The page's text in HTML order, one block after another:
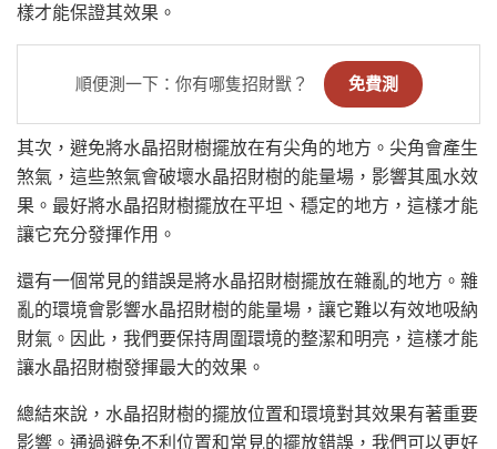
樣才能保證其效果。
順便測一下：你有哪隻招財獸？ 免費測
其次，避免將水晶招財樹擺放在有尖角的地方。尖角會產生
煞氣，這些煞氣會破壞水晶招財樹的能量場，影響其風水效
果。最好將水晶招財樹擺放在平坦、穩定的地方，這樣才能
讓它充分發揮作用。
還有一個常見的錯誤是將水晶招財樹擺放在雜亂的地方。雜
亂的環境會影響水晶招財樹的能量場，讓它難以有效地吸納
財氣。因此，我們要保持周圍環境的整潔和明亮，這樣才能
讓水晶招財樹發揮最大的效果。
總結來說，水晶招財樹的擺放位置和環境對其效果有著重要
影響。通過避免不利位置和常見的擺放錯誤，我們可以更好